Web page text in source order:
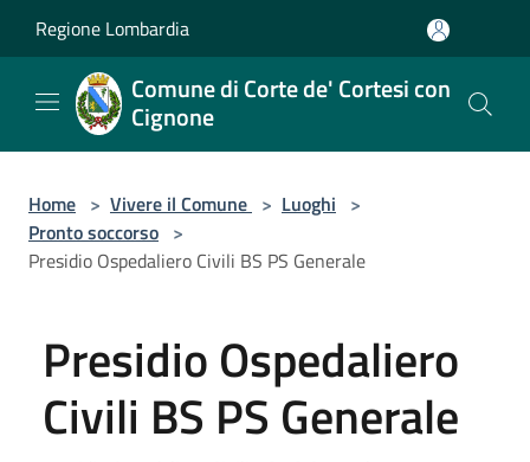
Regione Lombardia
Comune di Corte de' Cortesi con
Cignone
Home > Vivere il Comune > Luoghi >
Pronto soccorso >
Presidio Ospedaliero Civili BS PS Generale
Presidio Ospedaliero
Civili BS PS Generale